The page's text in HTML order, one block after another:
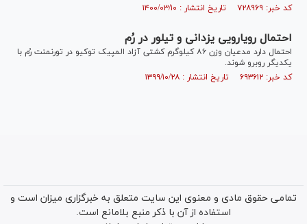
کد خبر: ۷۲۸۹۶۹ تاریخ انتشار : ۱۴۰۰/۰۳/۱۰
احتمال رویارویی یزدانی و تیلور در رُم
احتمال دارد مدعیان وزن ٨۶ کیلوگرم کشتی آزاد المپیک توکیو در تورنمنت ر‌ُم با
یکدیگر روبرو شوند.
کد خبر: ۶۹۳۶۱۲ تاریخ انتشار : ۱۳۹۹/۱۰/۲۸
تمامی حقوق مادی و معنوی این سایت متعلق به خبرگزاری میزان است و
استفاده از آن با ذکر منبع بلامانع است.